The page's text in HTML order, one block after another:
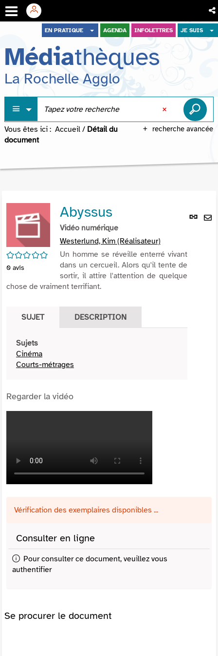
menu
contenu
recherche
EN PRATIQUE AGENDA INFOLETTRES JE SUIS
Médiathèques
La Rochelle Agglo
recherche avancée
Vous êtes ici : Accueil / Détail du
document
Lien
/5
0 avis
Abyssus
Vidéo numérique
Westerlund, Kim (Réalisateur)
Un homme se réveille enterré vivant
dans un cercueil. Alors qu'il tente de
sortir, il attire l'attention de quelque
chose de vraiment terrifiant.
SUJET DESCRIPTION
Sujets
Cinéma
Courts-métrages
Regarder la vidéo
Vérification des exemplaires disponibles ...
Consulter en ligne
Pour consulter ce document, veuillez vous
authentifier
Se procurer le document